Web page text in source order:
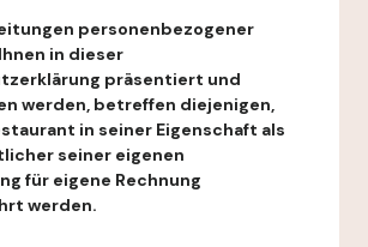
personenbezogener
in dieser
präsentiert und
werden, betreffen diejenigen,
in seiner Eigenschaft als
seiner eigenen
für eigene Rechnung
werden.